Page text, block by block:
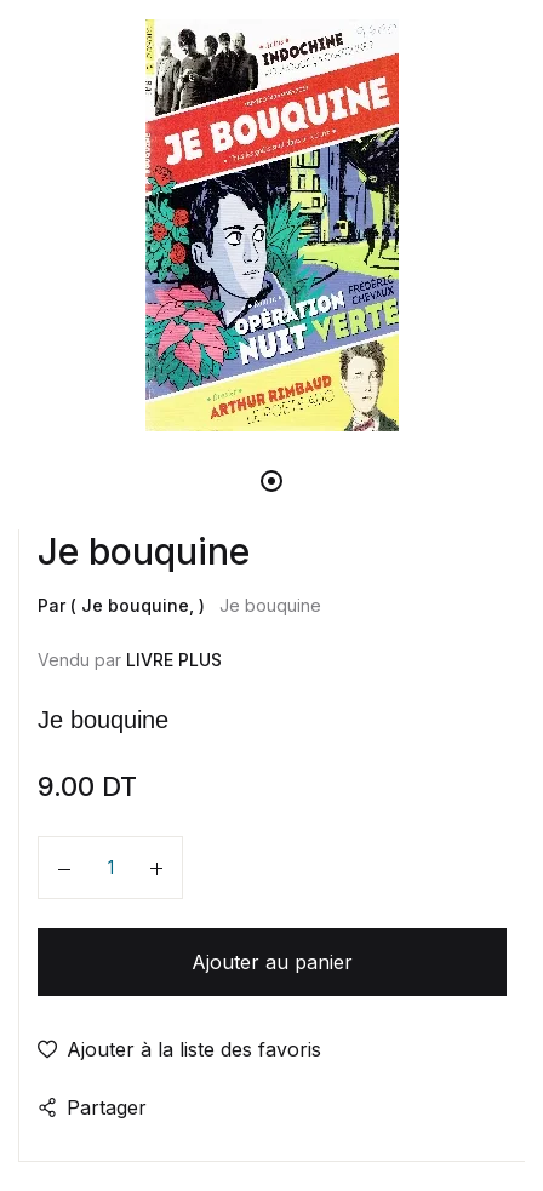
Je bouquine
Par ( Je bouquine, ) Je bouquine
Vendu par LIVRE PLUS
Je bouquine
9.00 DT
Quantité
Ajouter au panier
Ajouter à la liste des favoris
Partager